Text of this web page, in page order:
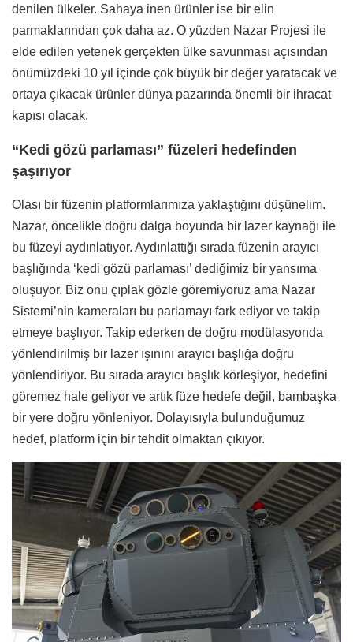
denilen ülkeler. Sahaya inen ürünler ise bir elin
parmaklarından çok daha az. O yüzden Nazar Projesi ile
elde edilen yetenek gerçekten ülke savunması açısından
önümüzdeki 10 yıl içinde çok büyük bir değer yaratacak ve
ortaya çıkacak ürünler dünya pazarında önemli bir ihracat
kapısı olacak.
“Kedi gözü parlaması” füzeleri hedefinden
şaşırıyor
Olası bir füzenin platformlarımıza yaklaştığını düşünelim.
Nazar, öncelikle doğru dalga boyunda bir lazer kaynağı ile
bu füzeyi aydınlatıyor. Aydınlattığı sırada füzenin arayıcı
başlığında ‘kedi gözü parlaması’ dediğimiz bir yansıma
oluşuyor. Biz onu çıplak gözle göremiyoruz ama Nazar
Sistemi’nin kameraları bu parlamayı fark ediyor ve takip
etmeye başlıyor. Takip ederken de doğru modülasyonda
yönlendirilmiş bir lazer ışınını arayıcı başlığa doğru
yönlendiriyor. Bu sırada arayıcı başlık körleşiyor, hedefini
göremez hale geliyor ve artık füze hedefe değil, bambaşka
bir yere doğru yönleniyor. Dolayısıyla bulunduğumuz
hedef, platform için bir tehdit olmaktan çıkıyor.